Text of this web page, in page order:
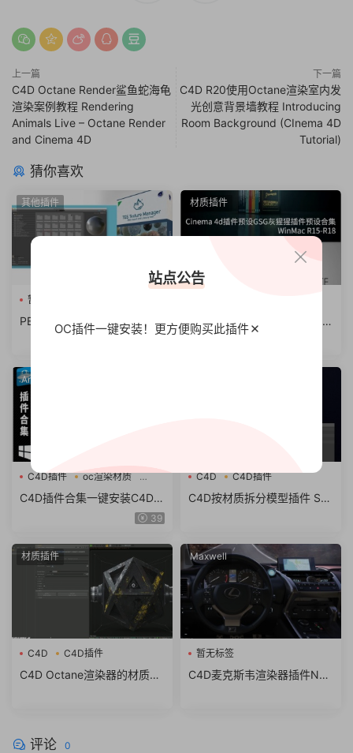
上一篇
C4D Octane Render鲨鱼蛇海龟
渲染案例教程 Rendering
Animals Live – Octane Render
and Cinema 4D
下一篇
C4D R20使用Octane渲染室内发
光创意背景墙教程 Introducing
Room Background (CInema 4D
Tutorial)
猜你喜欢
其他插件
暂无标签
PBR材质管理导入C4D插件 T
GS Texture Manager v1.6 fo
材质插件
Cinema 4d插件预设GSG灰猩
猩插件预设合集WinMac R15
Arnold阿诺德
C4D插件
oc渲染材质
流体
C4D插件合集一键安装C4D粒
子插件流体OC渲染材质素材39
C4D C4D插件
C4D按材质拆分模型插件 Sel
材质插件
C4D C4D插件
C4D Octane渲染器的材质创
Maxwell
暂无标签
C4D麦克斯韦渲染器插件Nex
评论 0
站点公告
OC插件一键安装！更方便购买此插件